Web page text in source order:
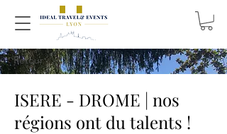
< Retour
ISERE - DROME | nos
régions ont du talents !